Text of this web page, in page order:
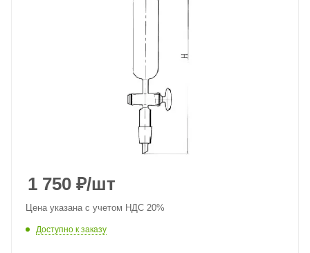
1 750 ₽/шт
Цена указана с учетом НДС 20%
Доступно к заказу